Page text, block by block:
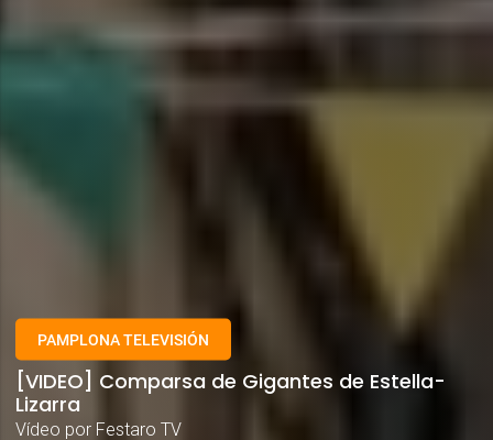
PAMPLONA TELEVISIÓN
[VIDEO] Comparsa de Gigantes de Estella-
Lizarra
Vídeo por Festaro TV